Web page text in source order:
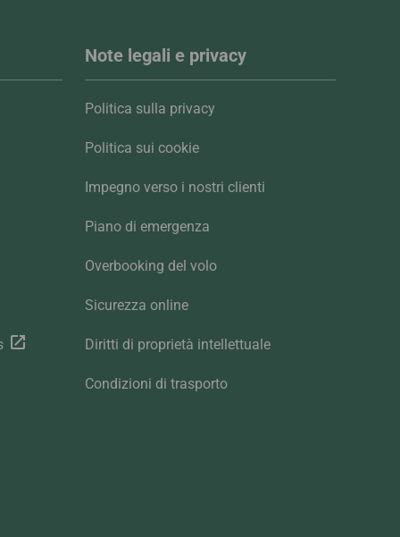
Note legali e privacy
Politica sulla privacy
Politica sui cookie
Impegno verso i nostri clienti
Piano di emergenza
Overbooking del volo
Sicurezza online
Diritti di proprietà intellettuale
Condizioni di trasporto